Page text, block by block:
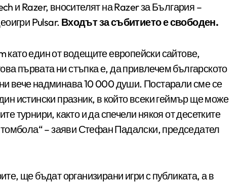
и Razer, вносителят на Razer за България –
Pulsar.Входът за събитието е свободен.
един от водещите европейски сайтове,
първата ни стъпка е, да привлечем българското
вече надминава 10 000 души. Постарали сме се
истински празник, в който всеки геймър ще може
турнири, както и да спечели някоя от десетките
томбола“ – заяви Стефан Падалски, председател
ще бъдат организирани игри с публиката, а в